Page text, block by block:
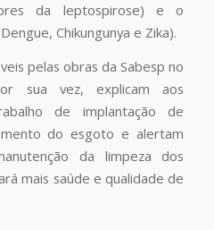
da leptospirose) e o
Chikungunya e Zika).
pelas obras da Sabesp no
sua vez, explicam aos
de implantação de
do esgoto e alertam
da limpeza dos
mais saúde e qualidade de